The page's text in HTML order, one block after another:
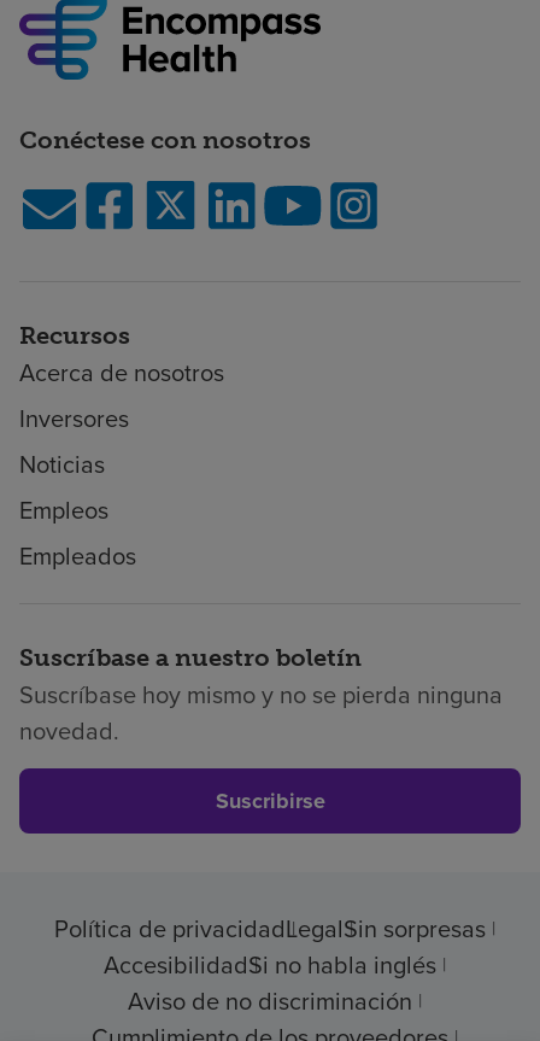
Conéctese con nosotros
Recursos
Acerca de nosotros
Inversores
Noticias
Empleos
Empleados
Suscríbase a nuestro boletín
Suscríbase hoy mismo y no se pierda ninguna
novedad.
Suscribirse
Política de privacidadLegalSin sorpresas
AccesibilidadSi no habla inglés
Aviso de no discriminación